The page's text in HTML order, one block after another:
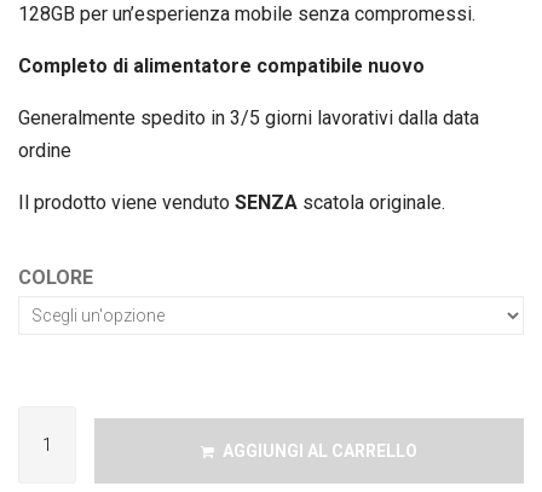
128GB per un’esperienza mobile senza compromessi.
Completo di alimentatore compatibile nuovo
Generalmente spedito in 3/5 giorni lavorativi dalla data
ordine
Il prodotto viene venduto SENZA scatola originale.
COLORE
AGGIUNGI AL CARRELLO